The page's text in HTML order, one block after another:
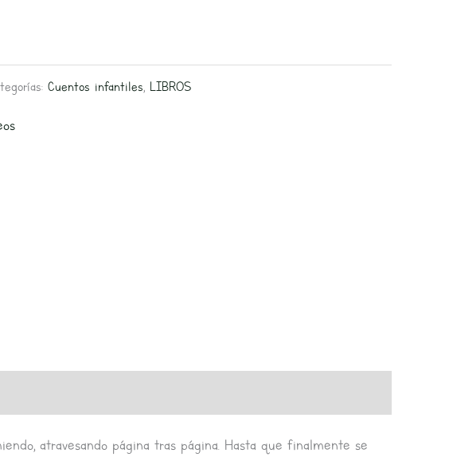
Cuentos infantiles, LIBROS
atravesando página tras página. Hasta que finalmente se